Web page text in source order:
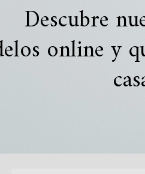
Descubre
online y